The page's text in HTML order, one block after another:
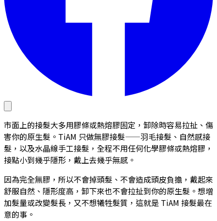
市面上的接髮大多用膠條或熱熔膠固定，卸除時容易拉扯、傷
害你的原生髮。TiAM 只做無膠接髮——羽毛接髮、自然感接
髮，以及水晶線手工接髮，全程不用任何化學膠條或熱熔膠，
接點小到幾乎隱形，戴上去幾乎無感。
因為完全無膠，所以不會掉頭髮、不會造成頭皮負擔，戴起來
舒服自然、隱形度高，卸下來也不會拉扯到你的原生髮。想增
加髮量或改變髮長，又不想犧牲髮質，這就是 TiAM 接髮最在
意的事。